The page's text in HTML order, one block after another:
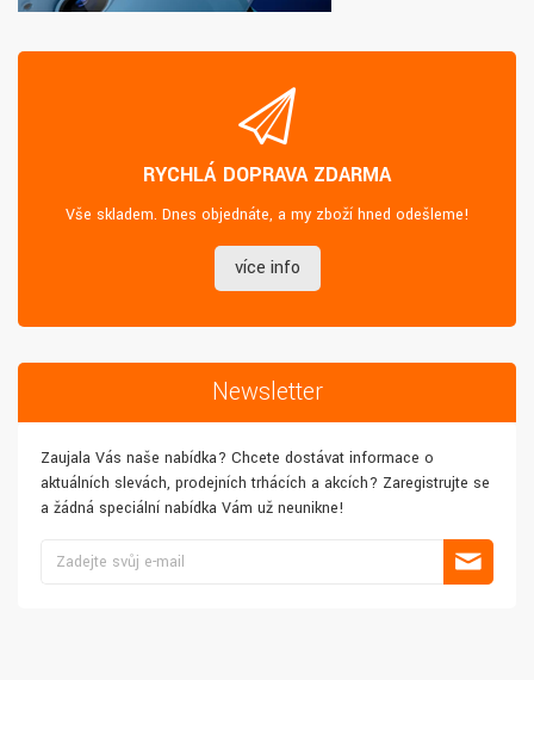
RYCHLÁ DOPRAVA ZDARMA
Vše skladem. Dnes objednáte, a my zboží hned odešleme!
více info
Newsletter
Zaujala Vás naše nabídka? Chcete dostávat informace o
aktuálních slevách, prodejních trhácích a akcích? Zaregistrujte se
a žádná speciální nabídka Vám už neunikne!